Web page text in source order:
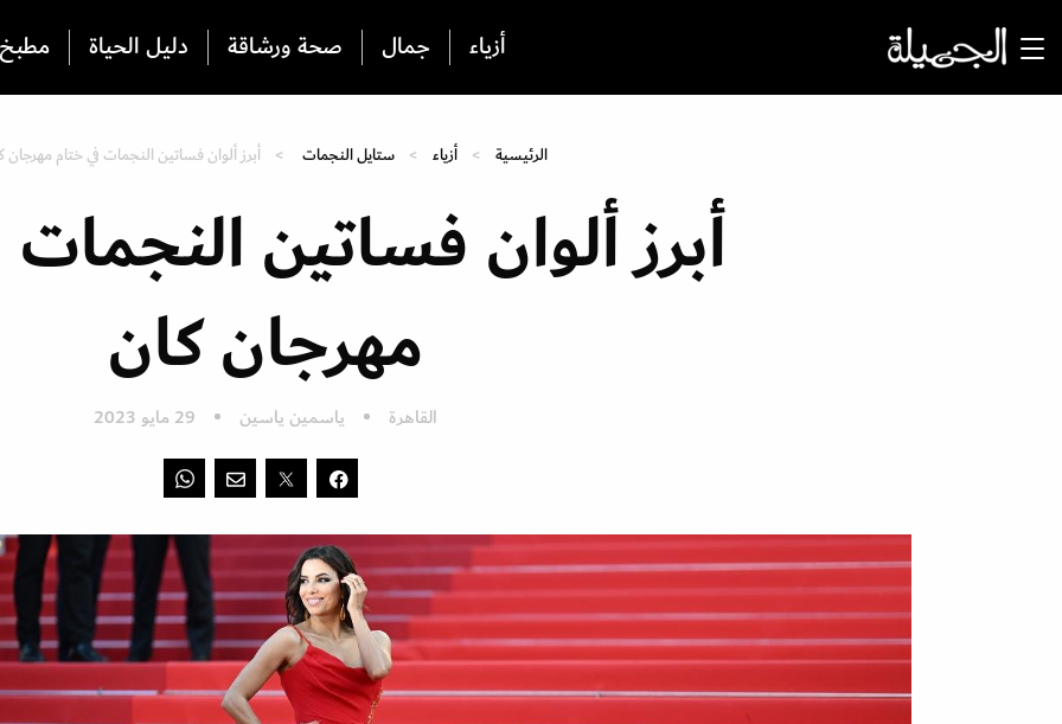
أزياء جمال صحة ورشاقة دليل الحياة
الرئيسية أزياء ستايل النجمات أبرز ألوان فساتين النجمات في ختام مهرجان
أبرز ألوان فساتين
مهرجان كان
القاهرة ياسمين ياسين 29 مايو 2023